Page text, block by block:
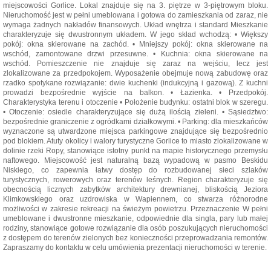
miejscowości Gorlice. Lokal znajduje się na 3. piętrze w 3-piętrowym bloku.
Nieruchomość jest w pełni umeblowana i gotowa do zamieszkania od zaraz, nie
wymaga żadnych nakładów finansowych. Układ wnętrza i standard Mieszkanie
charakteryzuje się dwustronnym układem. W jego skład wchodzą: • Większy
pokój: okna skierowane na zachód. • Mniejszy pokój: okna skierowane na
wschód, zamontowane drzwi przesuwne. • Kuchnia: okna skierowane na
wschód. Pomieszczenie nie znajduje się zaraz na wejściu, lecz jest
zlokalizowane za przedpokojem. Wyposażenie obejmuje nową zabudowę oraz
rzadko spotykane rozwiązanie: dwie kuchenki (indukcyjną i gazową). Z kuchni
prowadzi bezpośrednie wyjście na balkon. • Łazienka. • Przedpokój.
Charakterystyka terenu i otoczenie • Położenie budynku: ostatni blok w szeregu.
• Otoczenie: osiedle charakteryzujące się dużą ilością zieleni. • Sąsiedztwo:
bezpośrednie graniczenie z ogródkami działkowymi. • Parking: dla mieszkańców
wyznaczone są utwardzone miejsca parkingowe znajdujące się bezpośrednio
pod blokiem. Atuty okolicy i walory turystyczne Gorlice to miasto zlokalizowane w
dolinie rzeki Ropy, stanowiące istotny punkt na mapie historycznego przemysłu
naftowego. Miejscowość jest naturalną bazą wypadową w pasmo Beskidu
Niskiego, co zapewnia łatwy dostęp do rozbudowanej sieci szlaków
turystycznych, rowerowych oraz terenów leśnych. Region charakteryzuje się
obecnością licznych zabytków architektury drewnianej, bliskością Jeziora
Klimkowskiego oraz uzdrowiska w Wapiennem, co stwarza różnorodne
możliwości w zakresie rekreacji na świeżym powietrzu. Przeznaczenie W pełni
umeblowane i dwustronne mieszkanie, odpowiednie dla singla, pary lub małej
rodziny, stanowiące gotowe rozwiązanie dla osób poszukujących nieruchomości
z dostępem do terenów zielonych bez konieczności przeprowadzania remontów.
Zapraszamy do kontaktu w celu umówienia prezentacji nieruchomości w terenie.